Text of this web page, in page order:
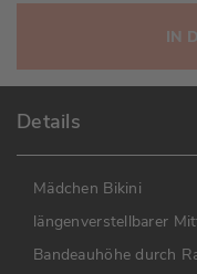
IN
Details
Mädchen Bikini
längenverstellbarer
Bandeauhöhe durch